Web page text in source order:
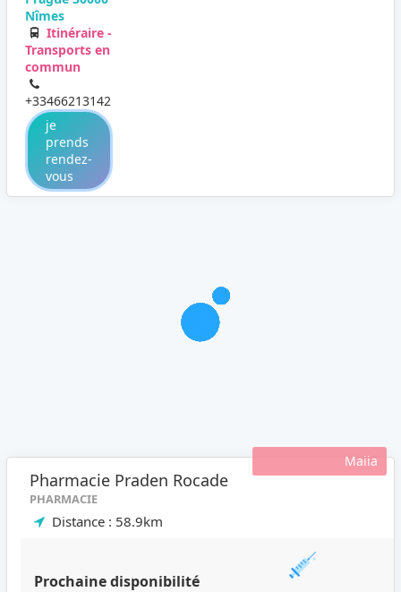
Nîmes
Itinéraire -
Transports en
commun
+33466213142
je
prends
rendez-
vous
Maiia
Pharmacie Praden Rocade
PHARMACIE
Distance : 58.9km
Prochaine disponibilité